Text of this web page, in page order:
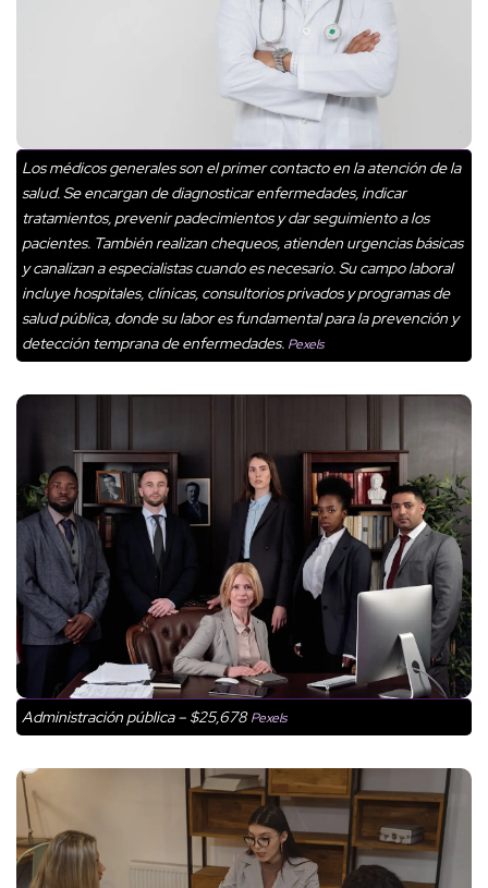
Los médicos generales son el primer contacto en la atención de la
salud. Se encargan de diagnosticar enfermedades, indicar
tratamientos, prevenir padecimientos y dar seguimiento a los
pacientes. También realizan chequeos, atienden urgencias básicas
y canalizan a especialistas cuando es necesario. Su campo laboral
incluye hospitales, clínicas, consultorios privados y programas de
salud pública, donde su labor es fundamental para la prevención y
detección temprana de enfermedades. Pexels
Administración pública – $25,678Pexels